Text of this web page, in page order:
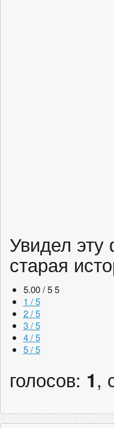
Увидел
старая
5.00 / 5 5
1 / 5
2 / 5
3 / 5
4 / 5
5 / 5
голосов: 1,